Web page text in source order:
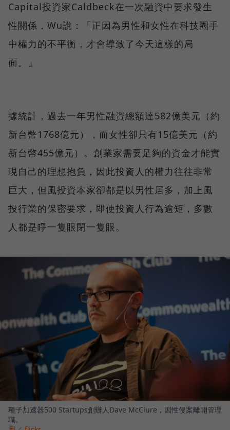
Capital投資家Caldbeck在一次融資中要求發生
性關係，Wu說：「正因為男性和女性在科技圈手
中權力的不平衡，才會導致了今天這樣的局
面。」
據統計，過去一年男性融資總額達582億美元（約
新台幣1768億元），而女性卻只有15億美元（約
新台幣455億元）。創業家需要足夠的資金才能實
現自己的理想抱負，因此投資人的權力往往非常
巨大，但風投資本家卻都是以男性居多，加上風
投行業的保密要求，即使投資人行為逾矩，多數
人都是睜一隻眼閉一隻眼。
種子加速器500 Startups創辦人Dave McClure，因性侵案離開管理
職。